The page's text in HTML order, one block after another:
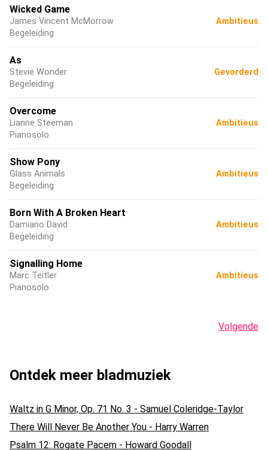
Wicked Game
James Vincent McMorrow
Begeleiding
Ambitieus
As
Stevie Wonder
Begeleiding
Gevorderd
Overcome
Lianne Steeman
Pianosolo
Ambitieus
Show Pony
Glass Animals
Begeleiding
Ambitieus
Born With A Broken Heart
Damiano David
Begeleiding
Ambitieus
Signalling Home
Marc Teitler
Pianosolo
Ambitieus
Volgende
Ontdek meer bladmuziek
Waltz in G Minor, Op. 71 No. 3 - Samuel Coleridge-Taylor
There Will Never Be Another You - Harry Warren
Psalm 12: Rogate Pacem - Howard Goodall